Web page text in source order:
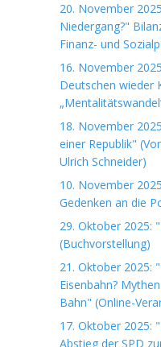
20. November
Niedergang?"
Finanz- und
16. November
Deutschen wieder
18. November
einer Republik"
Ulrich Schneider)
10. November
Gedenken an die
29. Oktober 2025:
(Buchvorstellung)
21. Oktober 2025:
Eisenbahn?
Bahn" (Online-
17. Oktober 2025:
Abstieg der SPD